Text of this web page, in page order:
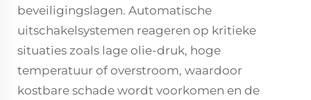
beveiligingslagen. Automatische
uitschakelsystemen reageren op kritieke
situaties zoals lage olie-druk, hoge
temperatuur of overstroom, waardoor
kostbare schade wordt voorkomen en de